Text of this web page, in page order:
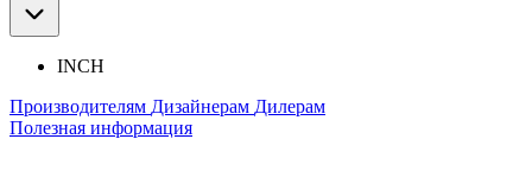
INCH
Производителям Дизайнерам Дилерам
Полезная информация